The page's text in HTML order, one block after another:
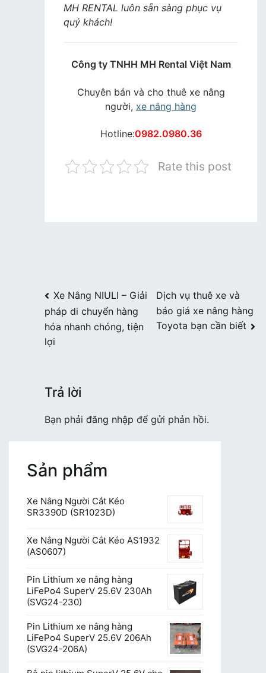
MH RENTAL luôn sẵn sàng phục vụ
quý khách!
Công ty TNHH MH Rental Việt Nam
Chuyên bán và cho thuê xe nâng
người, xe nâng hàng
Hotline:0982.0980.36
Rate this post
Điều
hướng
bài
Xe Nâng NIULI – Giải
pháp di chuyển hàng
hóa nhanh chóng, tiện
lợi
Dịch vụ thuê xe và
báo giá xe nâng hàng
Toyota bạn cần biết
Trả lời
Bạn phải đăng nhập để gửi phản hồi.
Sản phẩm
Xe Nâng Người Cắt Kéo
SR3390D (SR1023D)
Xe Nâng Người Cắt Kéo AS1932
(AS0607)
Pin Lithium xe nâng hàng
LiFePo4 SuperV 25.6V 230Ah
(SVG24-230)
Pin Lithium xe nâng hàng
LiFePo4 SuperV 25.6V 206Ah
(SVG24-206A)